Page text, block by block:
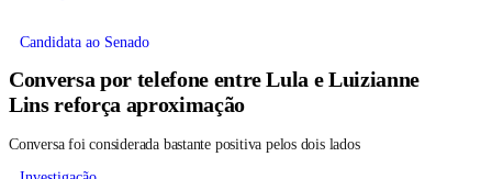
Candidata ao Senado
Conversa por telefone entre Lula e Luizianne
Lins reforça aproximação
Conversa foi considerada bastante positiva pelos dois lados
Investigação